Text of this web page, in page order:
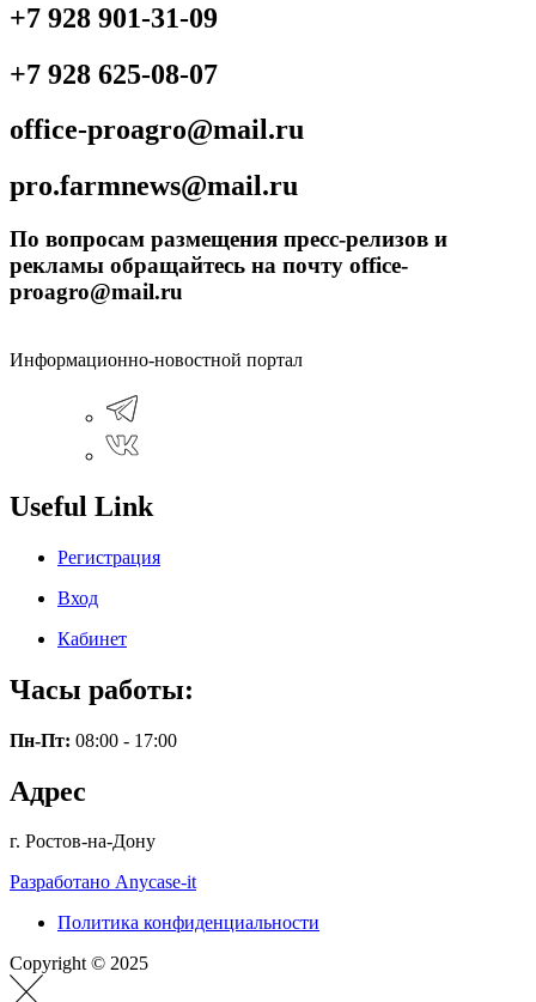
+7 928 901-31-09
+7 928 625-08-07
office-proagro@mail.ru
pro.farmnews@mail.ru
По вопросам размещения пресс-релизов и
рекламы обращайтесь на почту office-
proagro@mail.ru
Информационно-новостной портал
Useful Link
Регистрация
Вход
Кабинет
Часы работы:
Пн-Пт: 08:00 - 17:00
Адрес
г. Ростов-на-Дону
Разработано Anycase-it
Политика конфиденциальности
Copyright © 2025